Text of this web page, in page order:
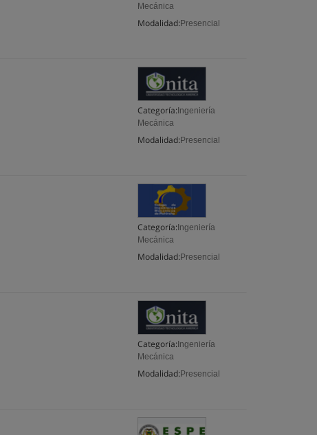
Mecánica
Modalidad: Presencial
Categoría: Ingeniería
Mecánica
Modalidad: Presencial
Categoría: Ingeniería
Mecánica
Modalidad: Presencial
Categoría: Ingeniería
Mecánica
Modalidad: Presencial